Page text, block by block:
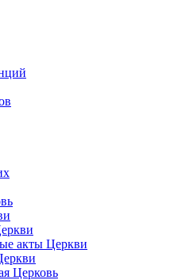
акты Церкви
Церковь